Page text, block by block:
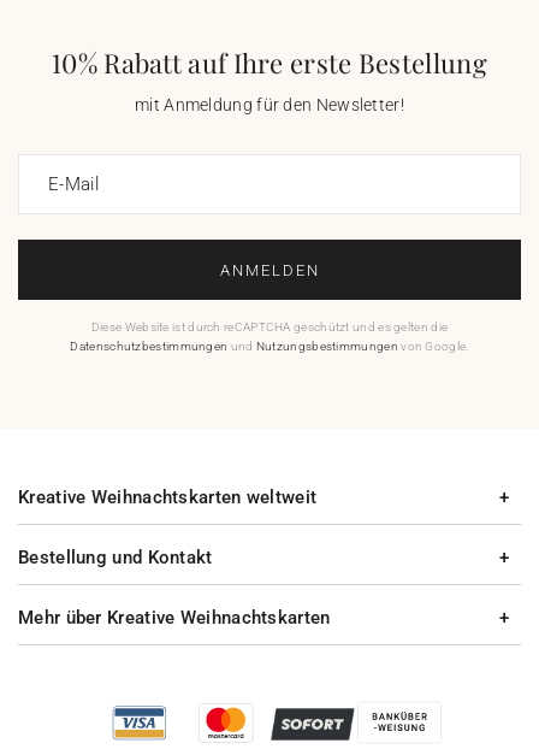
10% Rabatt auf Ihre erste Bestellung
mit Anmeldung für den Newsletter!
E-Mail
ANMELDEN
Diese Website ist durch reCAPTCHA geschützt und es gelten die
Datenschutzbestimmungen und Nutzungsbestimmungen von Google.
Bestellung und Kontakt
Mehr über Kreative Weihnachtskarten
Kreative Weihnachtskarten weltweit